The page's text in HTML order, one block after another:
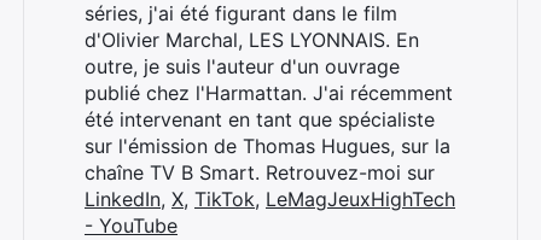
séries, j'ai été figurant dans le film
d'Olivier Marchal, LES LYONNAIS. En
outre, je suis l'auteur d'un ouvrage
publié chez l'Harmattan. J'ai récemment
été intervenant en tant que spécialiste
sur l'émission de Thomas Hugues, sur la
chaîne TV B Smart. Retrouvez-moi sur
LinkedIn, X, TikTok, LeMagJeuxHighTech
- YouTube